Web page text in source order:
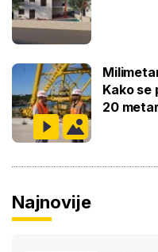
Kako se
20
Najnovije